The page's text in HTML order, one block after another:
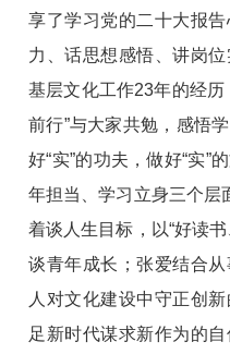
享了学习党的二十大报
力、话思想感悟、讲岗
基层文化工作23年的经
前行”与大家共勉，感悟
好“实”的功夫，做好“实”
年担当、学习立身三个层
着谈人生目标，以“好读
谈青年成长；张爱结合
人对文化建设中守正创
足新时代谋求新作为的